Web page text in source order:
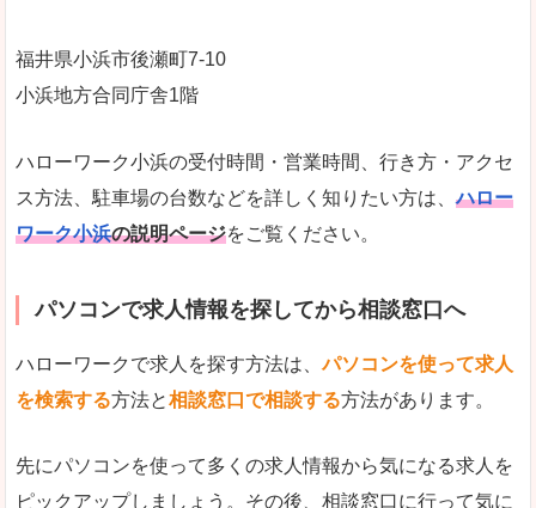
福井県小浜市後瀬町7-10
小浜地方合同庁舎1階
ハローワーク小浜の受付時間・営業時間、行き方・アクセ
ス方法、駐車場の台数などを詳しく知りたい方は、ハロー
ワーク小浜の説明ページをご覧ください。
パソコンで求人情報を探してから相談窓口へ
ハローワークで求人を探す方法は、パソコンを使って求人
を検索する方法と相談窓口で相談する方法があります。
先にパソコンを使って多くの求人情報から気になる求人を
ピックアップしましょう。その後、相談窓口に行って気に